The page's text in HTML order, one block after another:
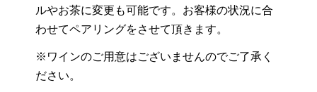
ルやお茶に変更も可能です。お客様の状況に合
わせてペアリングをさせて頂きます。
※ワインのご用意はございませんのでご了承く
ださい。